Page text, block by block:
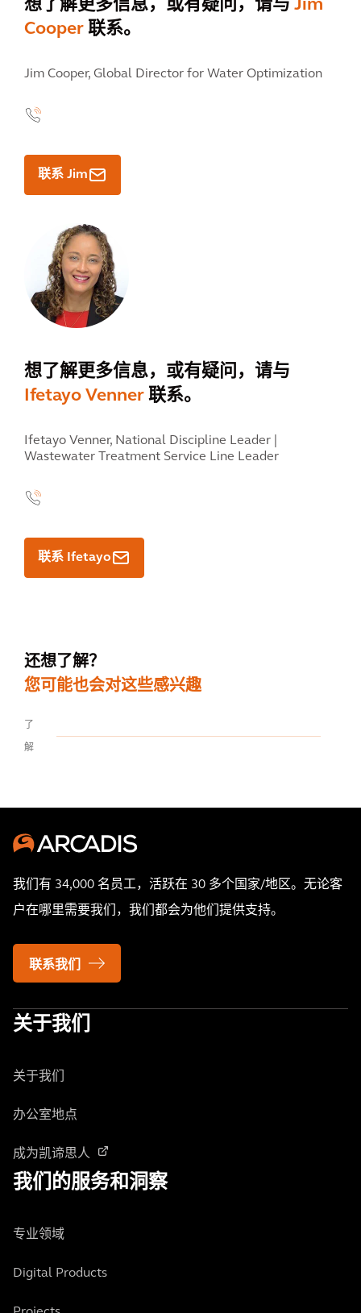
想了解更多信息，或有疑问，请与 Jim
Cooper 联系。
Jim Cooper, Global Director for Water Optimization
联系 Jim
想了解更多信息，或有疑问，请与
Ifetayo Venner 联系。
Ifetayo Venner, National Discipline Leader |
Wastewater Treatment Service Line Leader
联系 Ifetayo
还想了解？
您可能也会对这些感兴趣
了
解
我们有 34,000 名员工，活跃在 30 多个国家/地区。无论客
户在哪里需要我们，我们都会为他们提供支持。
联系我们
关于我们
关于我们
办公室地点
成为凯谛思人
我们的服务和洞察
专业领域
Digital Products